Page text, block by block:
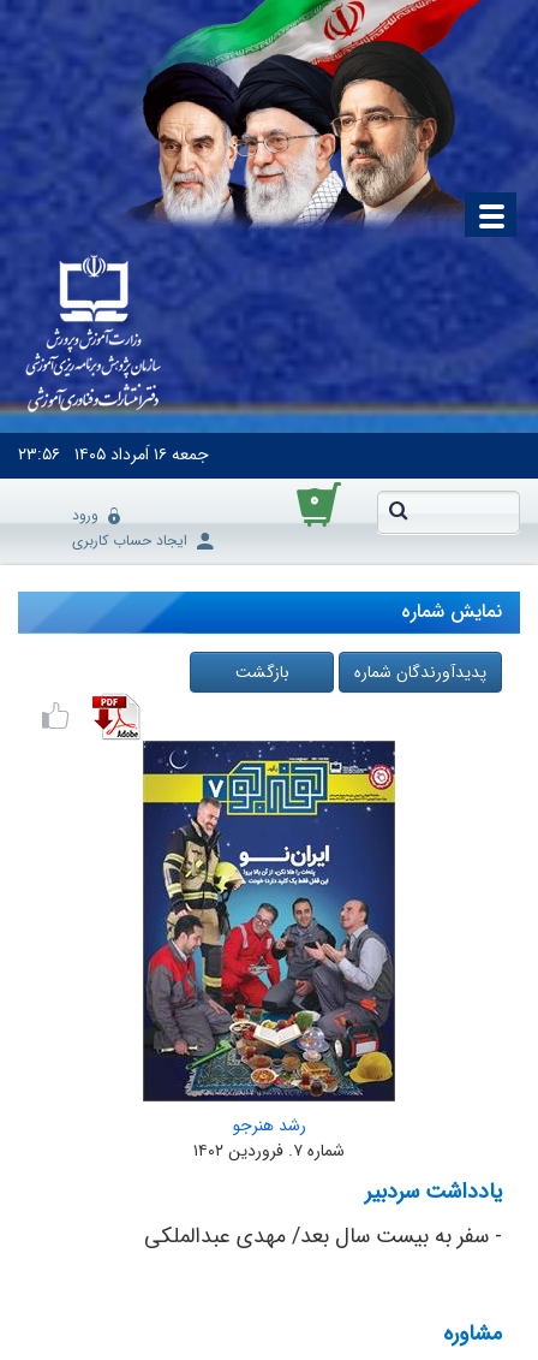
جمعه۱۶ اَمرداد ۱۴۰۵ ۲۳:۵۶
۰
ورود
ایجاد حساب کاربری
نمایش شماره
پدیدآورندگان شماره بازگشت
رشد هنرجو
شماره ۷. فروردین ۱۴۰۲
یادداشت سردبیر
- سفر به بیست سال بعد/ مهدی عبدالملکی
مشاوره